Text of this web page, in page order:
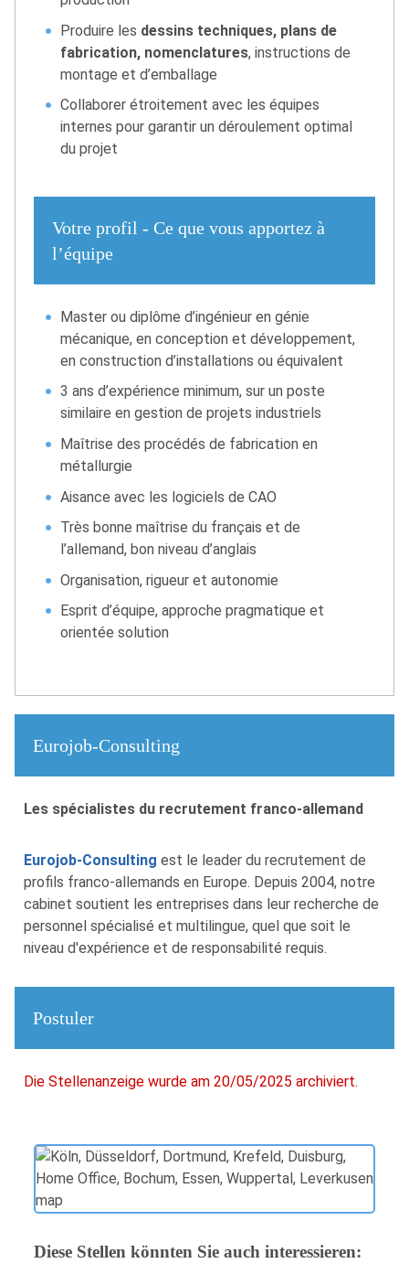
Produire les dessins techniques, plans de
fabrication, nomenclatures, instructions de
montage et d’emballage
Collaborer étroitement avec les équipes
internes pour garantir un déroulement optimal
du projet
Votre profil - Ce que vous apportez à
l’équipe
Master ou diplôme d’ingénieur en génie
mécanique, en conception et développement,
en construction d’installations ou équivalent
3 ans d’expérience minimum, sur un poste
similaire en gestion de projets industriels
Maîtrise des procédés de fabrication en
métallurgie
Aisance avec les logiciels de CAO
Très bonne maîtrise du français et de
l’allemand, bon niveau d’anglais
Organisation, rigueur et autonomie
Esprit d’équipe, approche pragmatique et
orientée solution
Eurojob-Consulting
Les spécialistes du recrutement franco-allemand
Eurojob-Consulting est le leader du recrutement de
profils franco-allemands en Europe. Depuis 2004, notre
cabinet soutient les entreprises dans leur recherche de
personnel spécialisé et multilingue, quel que soit le
niveau d'expérience et de responsabilité requis.
Postuler
Die Stellenanzeige wurde am 20/05/2025 archiviert.
Diese Stellen könnten Sie auch interessieren: